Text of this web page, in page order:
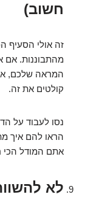
חשוב)
זה אולי הסעיף
מהתבוננות. אם
המראה שלכם,
קולטים את זה.
נסו לעבוד על
הראו להם איך
אתם המודל
לא